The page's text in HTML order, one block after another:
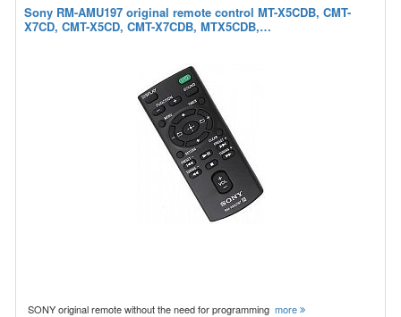
Sony RM-AMU197 original remote control MT-X5CDB, CMT-
X7CD, CMT-X5CD, CMT-X7CDB, MTX5CDB,…
SONY original remote without the need for programming more